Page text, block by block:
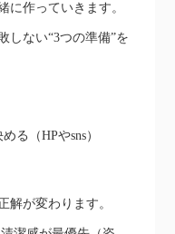
に作っていきます。
しない“3つの準備”を
る（HPやsns）
解が変わります。